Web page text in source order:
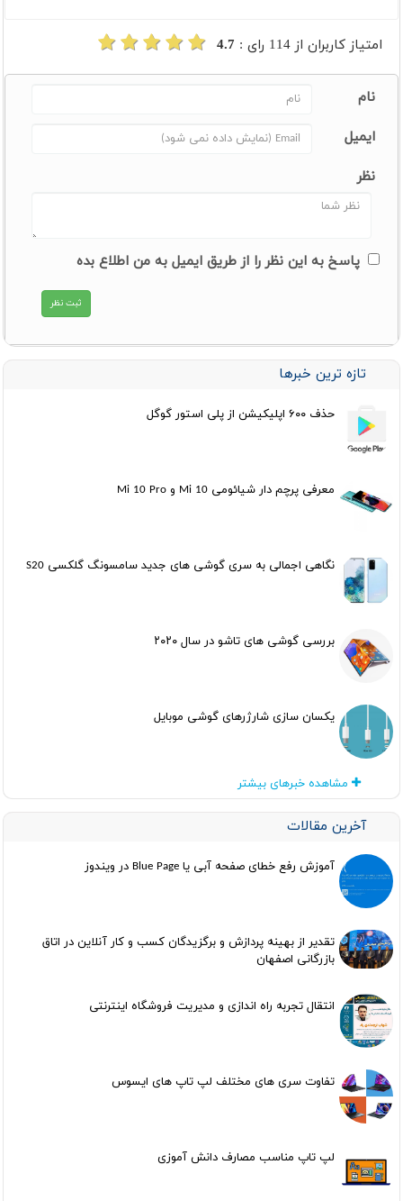
امتیاز کاربران از 114 رای : 4.7
نام
ایمیل
نظر
پاسخ به این نظر را از طریق ایمیل به من اطلاع بده
تازه ترین خبرها
حذف ۶۰۰ اپلیکیشن از پلی استور گوگل
معرفی پرچم دار شیائومی Mi 10 و Mi 10 Pro
نگاهی اجمالی به سری گوشی های جدید سامسونگ گلکسی S20
بررسی گوشی های تاشو در سال ۲۰۲۰
یکسان سازی شارژرهای گوشی موبایل
مشاهده خبرهای بیشتر
آخرین مقالات
آموزش رفع خطای صفحه آبی یا Blue Page در ویندوز
تقدیر از بهینه پردازش و برگزیدگان کسب و کار آنلاین در اتاق
بازرگانی اصفهان
انتقال تجربه راه اندازی و مدیریت فروشگاه اینترنتی
تفاوت سری های مختلف لپ تاپ های ایسوس
لپ تاپ مناسب مصارف دانش آموزی